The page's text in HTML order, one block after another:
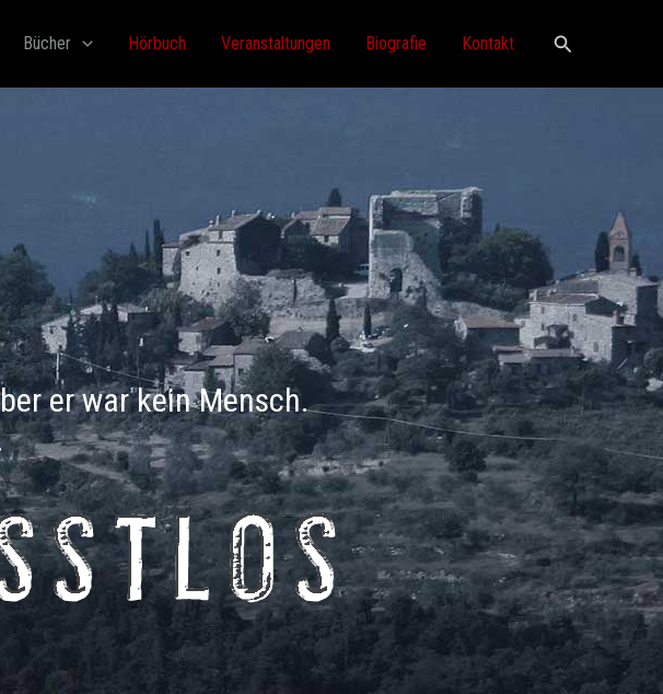
Bücher Hörbuch Veranstaltungen Biografie Kontakt Suchen
er war kein Mensch.